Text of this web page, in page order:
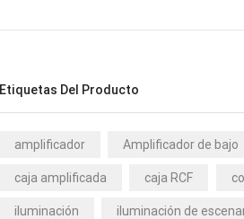
Etiquetas Del Producto
amplificador Amplificador de bajo
caja amplificada caja RCF
iluminación iluminación de